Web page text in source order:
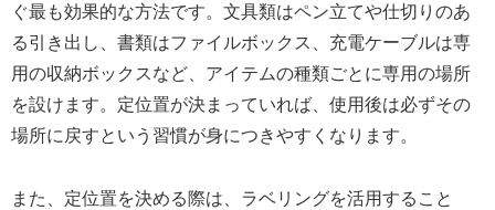
ぐ最も効果的な方法です。文具類はペン立てや仕切りのあ
る引き出し、書類はファイルボックス、充電ケーブルは専
用の収納ボックスなど、アイテムの種類ごとに専用の場所
を設けます。定位置が決まっていれば、使用後は必ずその
場所に戻すという習慣が身につきやすくなります。
また、定位置を決める際は、ラベリングを活用すること